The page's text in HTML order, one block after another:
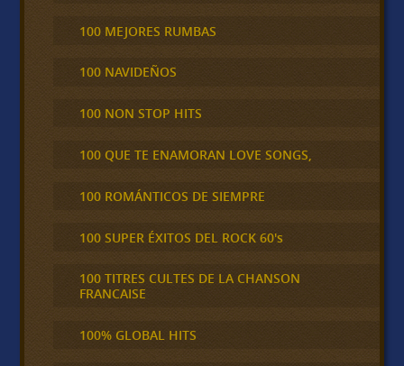
100 MEJORES RUMBAS
100 NAVIDEÑOS
100 NON STOP HITS
100 QUE TE ENAMORAN LOVE SONGS,
100 ROMÁNTICOS DE SIEMPRE
100 SUPER ÉXITOS DEL ROCK 60's
100 TITRES CULTES DE LA CHANSON
FRANCAISE
100% GLOBAL HITS